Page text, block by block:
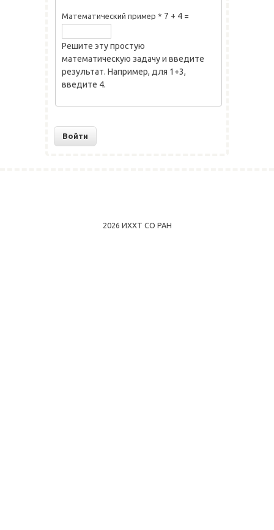
Математический пример * 7 + 4 =
Решите эту простую
математическую задачу и введите
результат. Например, для 1+3,
введите 4.
2026 ИХХТ СО РАН